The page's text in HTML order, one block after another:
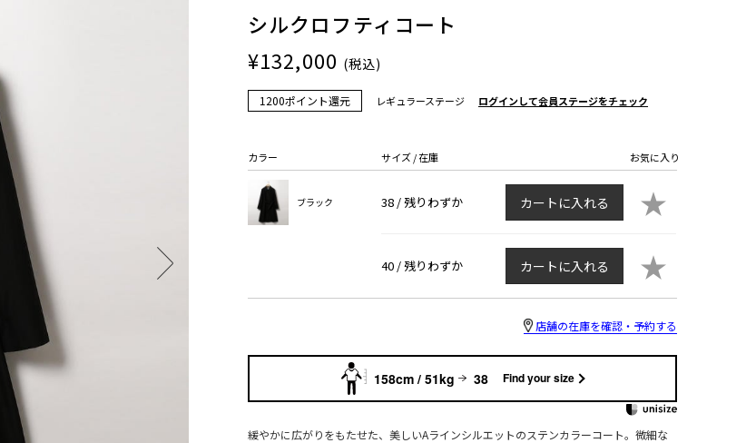
シルクロフティコート
¥132,000 (税込)
1200ポイント還元 レギュラーステージ ログインして会員ステージをチェック
カラー サイズ / 在庫 お気に入り
ブラック 38 /残りわずか カートに入れる ★
40 /残りわずか カートに入れる ★
店舗の在庫を確認・予約する
158cm / 51kg 38 Find your size
緩やかに広がりをもたせた、美しいAラインシルエットのステンカラーコート。微細な